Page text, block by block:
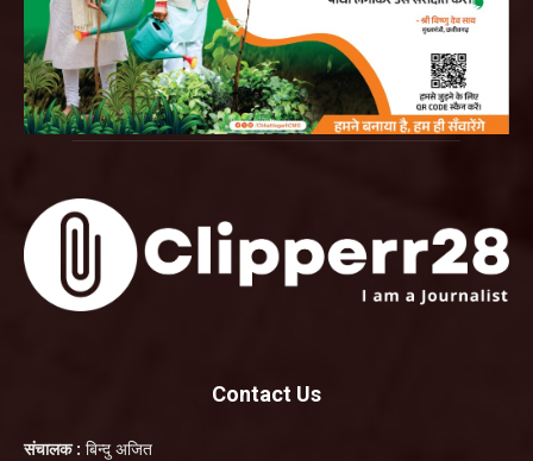
Contact Us
संचालक : बिन्दु अजित